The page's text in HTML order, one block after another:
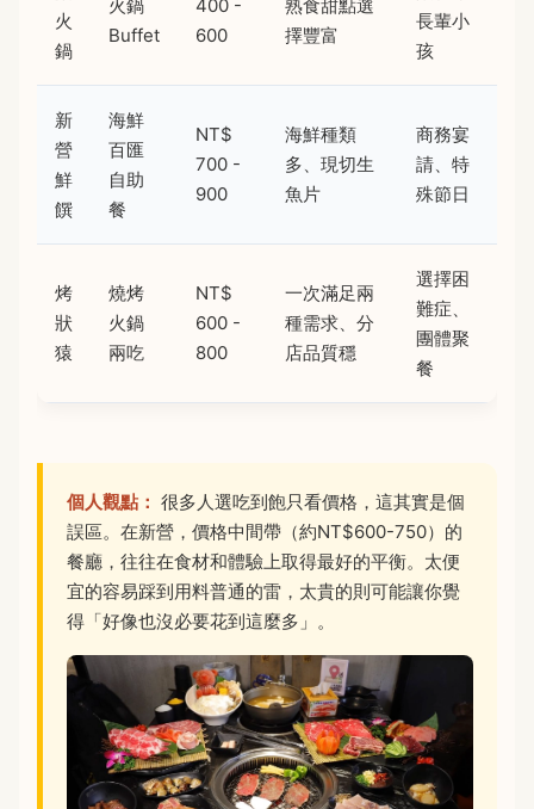
火
鍋
火鍋
Buffet
400 -
600
熟食甜點選
擇豐富
長輩小
孩
新
營
鮮
饌
海鮮
百匯
自助
餐
NT$
700 -
900
海鮮種類
多、現切生
魚片
商務宴
請、特
殊節日
烤
狀
猿
燒烤
火鍋
兩吃
NT$
600 -
800
一次滿足兩
種需求、分
店品質穩
選擇困
難症、
團體聚
餐
個人觀點： 很多人選吃到飽只看價格，這其實是個
誤區。在新營，價格中間帶（約NT$600-750）的
餐廳，往往在食材和體驗上取得最好的平衡。太便
宜的容易踩到用料普通的雷，太貴的則可能讓你覺
得「好像也沒必要花到這麼多」。